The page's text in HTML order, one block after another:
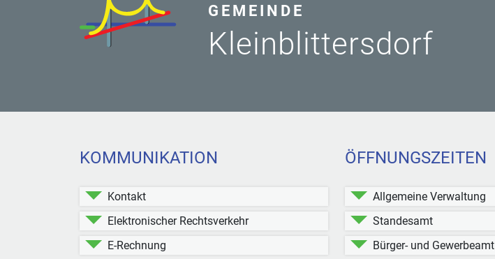
GEMEINDE
Kleinblittersdorf
KOMMUNIKATION
Kontakt
Elektronischer Rechtsverkehr
E-Rechnung
ÖFFNUNGSZEITEN
Allgemeine Verwaltung
Standesamt
Bürger- und Gewerbeamt